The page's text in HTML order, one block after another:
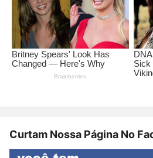
Curtam Nossa Página No